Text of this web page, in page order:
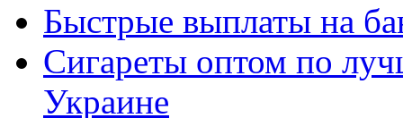
Быстрые выплаты на
Сигареты оптом по
Украине